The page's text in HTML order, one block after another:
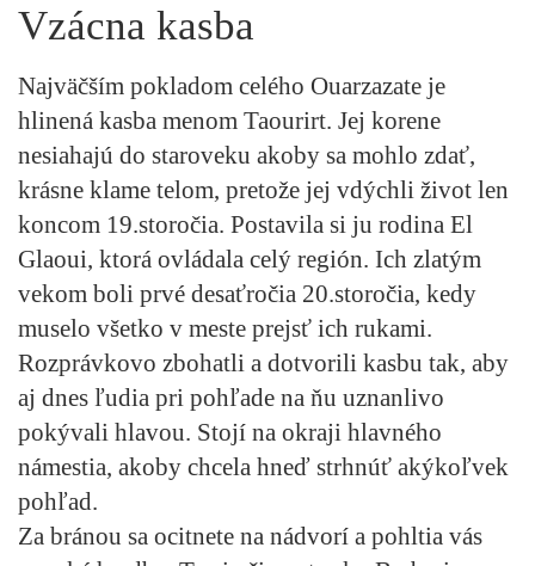
Vzácna kasba
Najväčším pokladom celého Ouarzazate je
hlinená kasba menom Taourirt. Jej korene
nesiahajú do staroveku akoby sa mohlo zdať,
krásne klame telom, pretože jej vdýchli život len
koncom 19.storočia. Postavila si ju rodina El
Glaoui, ktorá ovládala celý región. Ich zlatým
vekom boli prvé desaťročia 20.storočia, kedy
muselo všetko v meste prejsť ich rukami.
Rozprávkovo zbohatli a dotvorili kasbu tak, aby
aj dnes ľudia pri pohľade na ňu uznanlivo
pokývali hlavou. Stojí na okraji hlavného
námestia, akoby chcela hneď strhnúť akýkoľvek
pohľad.
Za bránou sa ocitnete na nádvorí a pohltia vás